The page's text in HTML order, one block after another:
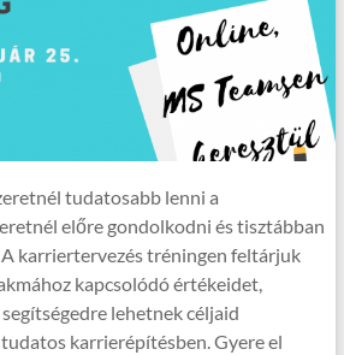
tudatosabb lenni a
előre gondolkodni és tisztábban
karriertervezés tréningen feltárjuk
kapcsolódó értékeidet,
lehetnek céljaid
karrierépítésben. Gyere el